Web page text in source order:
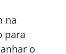
na
para
o